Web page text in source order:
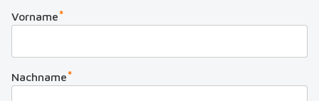
Vorname*
Nachname*